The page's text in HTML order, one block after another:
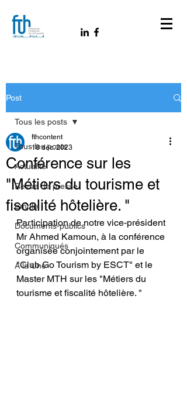
Post
Tous les posts
Actualité
Revue de presse
Emploi
Documents-publics
Communiqués
A la Une
Tous les posts
Conférence sur les
"Métiers du tourisme et
fiscalité hôtelière. "
fthcontent
18 déc. 2023
Participation de notre vice-président
Mr Ahmed Kamoun, à la conférence
organisée conjointement par le
"Club Go Tourism by ESCT" et le
Master MTH sur les "Métiers du
tourisme et fiscalité hôtelière. "